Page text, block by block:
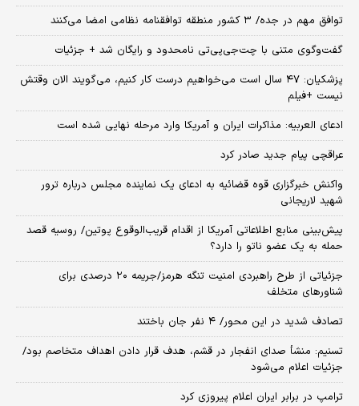
توافق مهم در جده/ ۳ کشور منطقه توافقنامه نظامی امضا می‌کنند
گفت‌وگوی متنی با چت‌جی‌پی‌تی نامحدود و رایگان شد + جزئیات
پزشکیان: ۴۷ سال است می‌خواهیم درست کار کنیم، می‌گویند الان وقتش
نیست +فیلم
ادعای العربیه: مذاکرات ایران و آمریکا وارد مرحله نهایی شده است
عراقچی پیام جدید صادر کرد
واکنش خبرگزاری قوه قضائیه به ادعای یک نماینده مجلس درباره ترور
شهید لاریجانی
پیش‌بینی منابع اطلاعاتی آمریکا از اقدام قریب‌الوقوع پوتین/ روسیه قصد
حمله به یک عضو ناتو را دارد؟
جزئیاتی از طرح راهبردی امنیت تنگه هرمز/جریمه ۲۰ درصدی برای
شناورهای متخلف
تصادف شدید در این محور/ ۴ نفر جان باختند
تسنیم: منشأ صدای انفجار در قشم، هدف قرار دادن اهداف متخاصم بود/
جزئیات اعلام می‌شود
ترامپ در برابر ایران اعلام پیروزی کرد